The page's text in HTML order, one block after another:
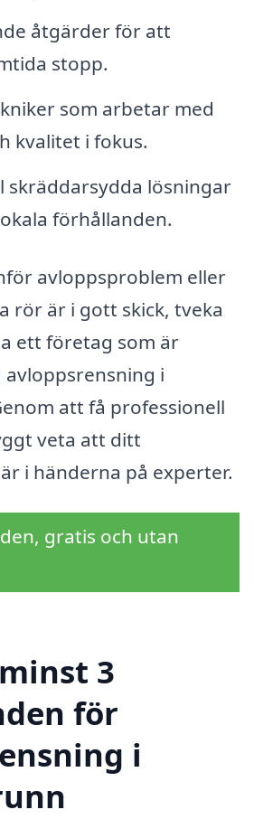
åtgärder för att
stopp.
som arbetar med
kvalitet i fokus.
skräddarsydda lösningar
förhållanden.
avloppsproblem eller
rör är i gott skick, tveka
ett företag som är
avloppsrensning i
att få professionell
veta att ditt
i händerna på experter.
gratis och utan
3
för
i